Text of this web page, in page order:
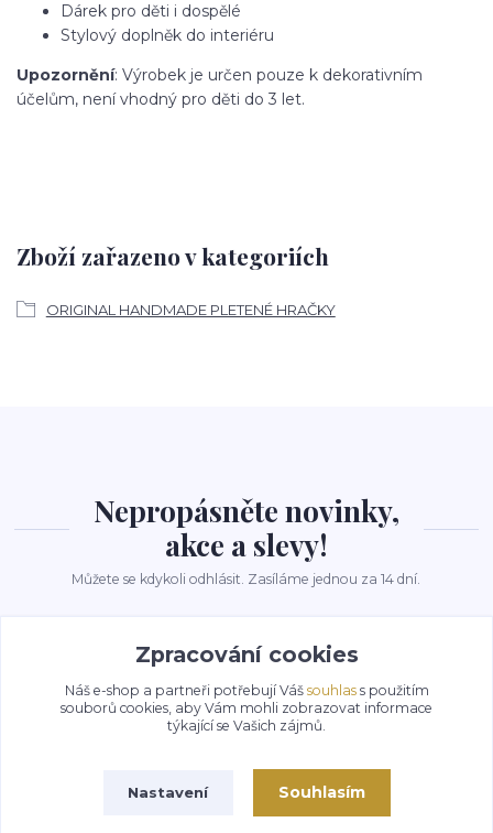
Dárek pro děti i dospělé
Stylový doplněk do interiéru
Upozornění: Výrobek je určen pouze k dekorativním
účelům, není vhodný pro děti do 3 let.
Zboží zařazeno v kategoriích
ORIGINAL HANDMADE PLETENÉ HRAČKY
Nepropásněte novinky,
akce a slevy!
Můžete se kdykoli odhlásit. Zasíláme jednou za 14 dní.
Souhlasím sezpracováním osobních údajůza účelem rozesílky newsletteru.
Zpracování cookies
Náš e-shop a partneři potřebují Váš souhlass použitím
souborů cookies, aby Vám mohli zobrazovat informace
týkající se Vašich zájmů.
Nastavení Souhlasím